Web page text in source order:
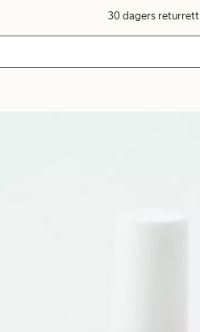
30 dagers returrett